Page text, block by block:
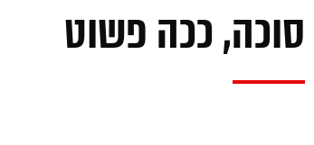
סוכה, ככה פשוט